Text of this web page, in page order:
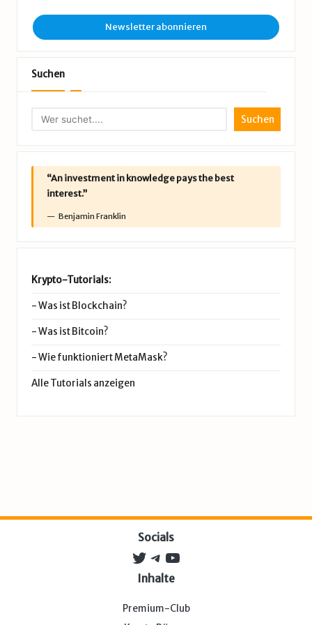
Newsletter abonnieren
Suchen
Suchen
“An investment in knowledge pays the best
interest.”
Benjamin Franklin
Krypto-Tutorials:
-Was ist Blockchain?
-Was ist Bitcoin?
-Wie funktioniert MetaMask?
Alle Tutorials anzeigen
Socials
Twitter
Telegram
YouTube
Inhalte
Premium-Club